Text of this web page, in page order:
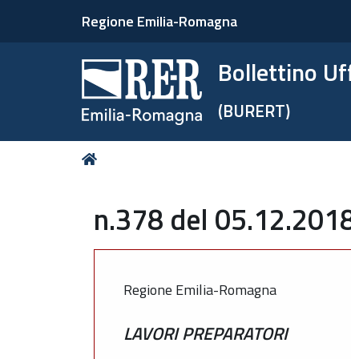
Regione Emilia-Romagna
Bollettino
(BURERT)
Tu
n.378 del
Regione Emilia-Romagna
LAVORI PREPARATORI